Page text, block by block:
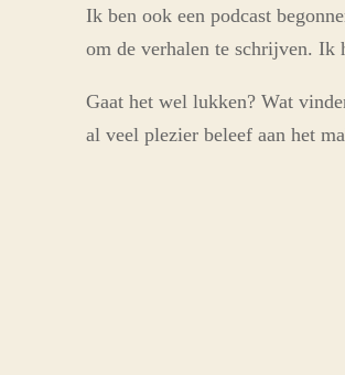
Ik ben ook een podcast
om de verhalen te schrijven. Ik
Gaat het wel lukken? Wat
al veel plezier beleef aan het